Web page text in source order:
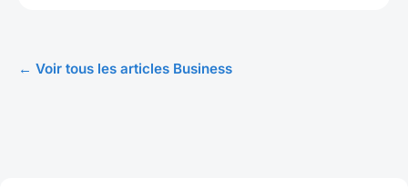
← Voir tous les articles Business